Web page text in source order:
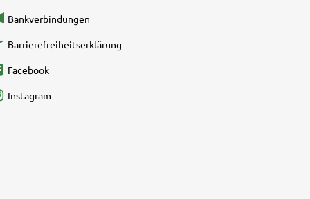
Bankverbindungen
Barrierefreiheitserklärung
Facebook
Instagram